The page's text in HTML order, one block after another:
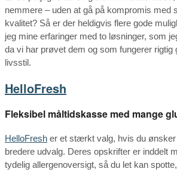
nemmere – uden at gå på kompromis med
kvalitet? Så er der heldigvis flere gode
jeg mine erfaringer med to løsninger, som
da vi har prøvet dem og som fungerer rigtig
livsstil.
HelloFresh
Fleksibel måltidskasse med mange
HelloFresh er et stærkt valg, hvis du
bredere udvalg. Deres opskrifter er inddelt
tydelig allergenoversigt, så du let kan